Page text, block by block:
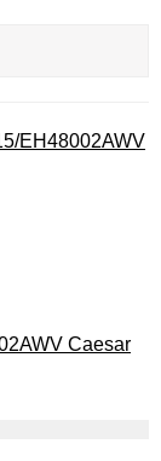
EH48002AWV
Caesar